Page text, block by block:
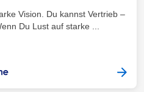
Vision. Du kannst Vertrieb –
Du Lust auf starke ...